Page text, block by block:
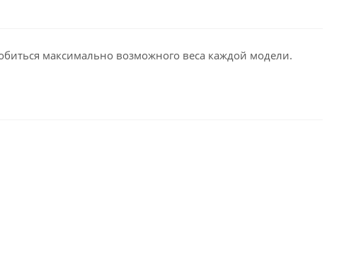
максимально возможного веса каждой модели.